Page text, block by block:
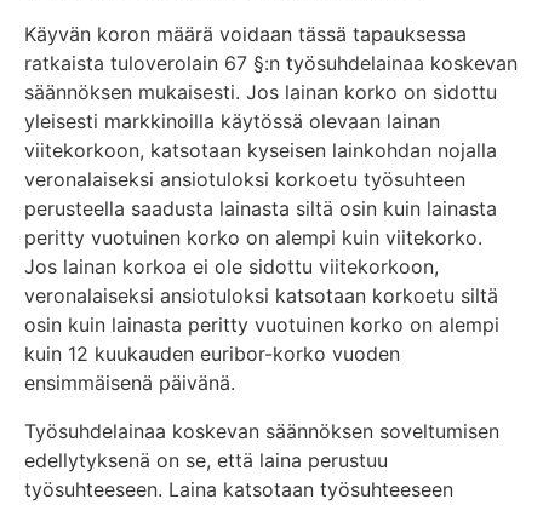
Käyvän koron määrä voidaan tässä tapauksessa
ratkaista tuloverolain 67 §:n työsuhdelainaa koskevan
säännöksen mukaisesti. Jos lainan korko on sidottu
yleisesti markkinoilla käytössä olevaan lainan
viitekorkoon, katsotaan kyseisen lainkohdan nojalla
veronalaiseksi ansiotuloksi korkoetu työsuhteen
perusteella saadusta lainasta siltä osin kuin lainasta
peritty vuotuinen korko on alempi kuin viitekorko.
Jos lainan korkoa ei ole sidottu viitekorkoon,
veronalaiseksi ansiotuloksi katsotaan korkoetu siltä
osin kuin lainasta peritty vuotuinen korko on alempi
kuin 12 kuukauden euribor-korko vuoden
ensimmäisenä päivänä.
Työsuhdelainaa koskevan säännöksen soveltumisen
edellytyksenä on se, että laina perustuu
työsuhteeseen. Laina katsotaan työsuhteeseen